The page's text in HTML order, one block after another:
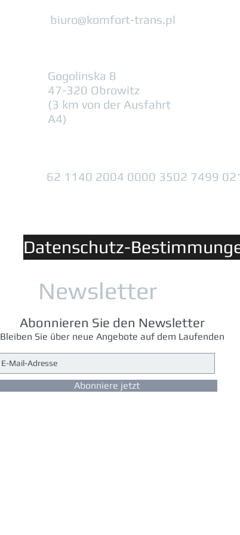
biuro@komfort-trans.pl
Gogolinska 8
47-320 Obrowitz
(3 km von der Ausfahrt
A4)
62 1140 2004 0000 3502 7499
Datenschutz-
Newsletter
Abonnieren Sie den Newsletter
Bleiben Sie über neue Angebote auf dem Laufenden
Abonniere jetzt